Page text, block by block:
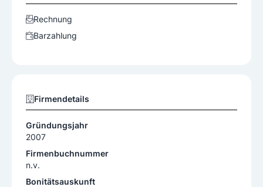
Rechnung
Barzahlung
Firmendetails
Gründungsjahr
2007
Firmenbuchnummer
n.v.
Bonitätsauskunft